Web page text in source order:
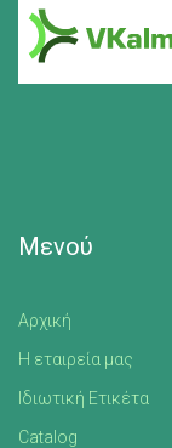
Μενού
Αρχική
Η εταιρεία μας
Ιδιωτική Ετικέτα
Catalog